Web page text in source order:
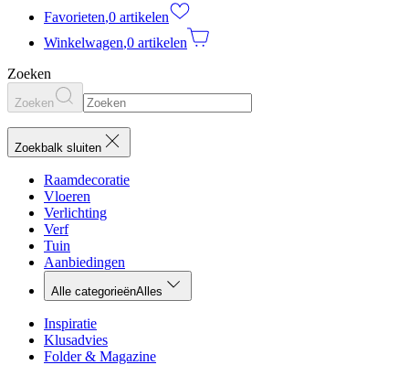
Favorieten,0 artikelen
Winkelwagen,0 artikelen
Zoeken
Zoeken
Zoekbalk sluiten
Raamdecoratie
Vloeren
Verlichting
Verf
Tuin
Aanbiedingen
Alle categorieënAlles
Inspiratie
Klusadvies
Folder & Magazine